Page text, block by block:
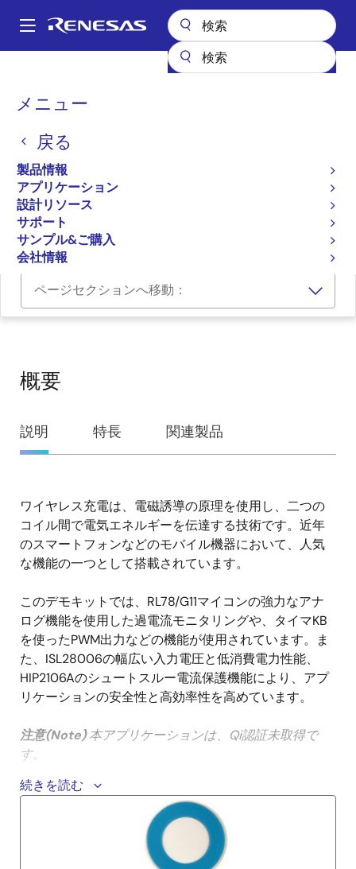
ン
Main
メニュー
戻る
製品情報
アプリケーション
設計リソース
サポート
サンプル&ご購入
会社情報
パ
く
ず
リファレンス・デザイン WIRELESS-CHARGER-REF
ワイヤレスチャージャー
WIRELESS-CHARGER-REF
アクティブ
RL78/G11 Wireless Charger Design Files
RL78/G11 Wireless Charger User's Manual
ページセクションへ移動：
概要
概
要
説明 特長 関連製品
説
明
ワイヤレス充電は、電磁誘導の原理を使用し、二つの
コイル間で電気エネルギーを伝達する技術です。近年
のスマートフォンなどのモバイル機器において、人気
な機能の一つとして搭載されています。
このデモキットでは、RL78/G11マイコンの強力なアナ
ログ機能を使用した過電流モニタリングや、タイマKB
を使ったPWM出力などの機能が使用されています。ま
た、ISL28006の幅広い入力電圧と低消費電力性能、
HIP2106Aのシュートスルー電流保護機能により、アプ
リケーションの安全性と高効率性を高めています。
注意(Note)本アプリケーションは、Qi認証未取得で
す。
MCU Simulator Onlineで動作を確認する
Disclaimer: THIS MATERIAL IS PROVIDED “AS-IS” FOR
EVALUATION PURPOSES ONLY. RENESAS ELECTRONICS
続きを読む